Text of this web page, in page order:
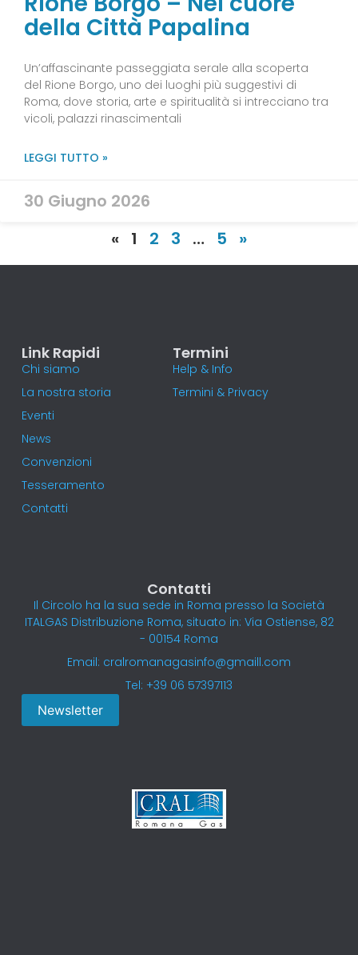
della Città Papalina
Un’affascinante passeggiata serale alla scoperta
del Rione Borgo, uno dei luoghi più suggestivi di
Roma, dove storia, arte e spiritualità si intrecciano tra
vicoli, palazzi rinascimentali
LEGGI TUTTO »
30 Giugno 2026
« 1 2 3 … 5 »
Link Rapidi
Chi siamo
La nostra storia
Eventi
News
Convenzioni
Tesseramento
Contatti
Termini
Help & Info
Termini & Privacy
Contatti
Il Circolo ha la sua sede in Roma presso la Società
ITALGAS Distribuzione Roma, situato in: Via Ostiense, 82
- 00154 Roma
Email: cralromanagasinfo@gmaill.com
Tel: +39 06 57397113
Newsletter